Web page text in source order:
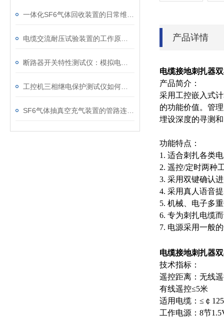
产品详情
电缆接地刺扎器
产品简介：
采用工控嵌入式
的功能价值。管
埋设深度的寻测
功能特点：
1. 适合刺扎各类
2. 遥控/定时两种
3. 采用双键确认
4. 采用真人语音
5. 机械、电子多
6. 专为刺扎电缆
7. 电源采用一般
电缆接地刺扎器
技术指标：
遥控距离：无线
有线遥控≤5米
适用电缆：≤￠
工作电源：8节